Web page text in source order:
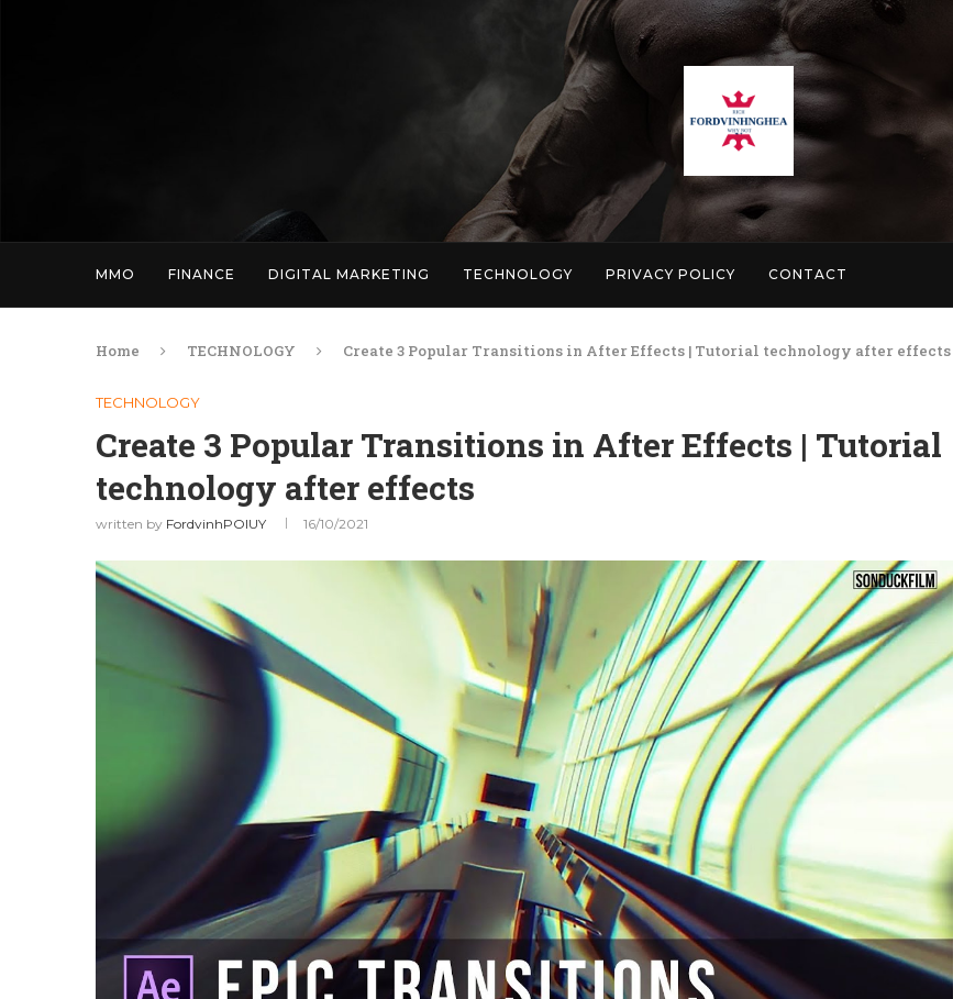
MMO FINANCE DIGITAL MARKETING TECHNOLOGY PRIVACY POLICY CONTACT
Home TECHNOLOGY Create 3 Popular Transitions in After Effects | Tutorial technology after effects
TECHNOLOGY
Create 3 Popular Transitions in After Effects | Tutorial
technology after effects
written by FordvinhPOIUY 16/10/2021